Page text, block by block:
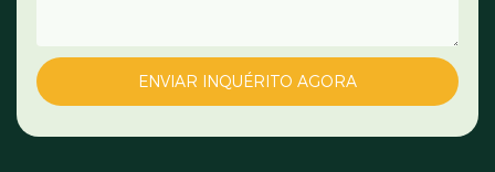
ENVIAR INQUÉRITO AGORA